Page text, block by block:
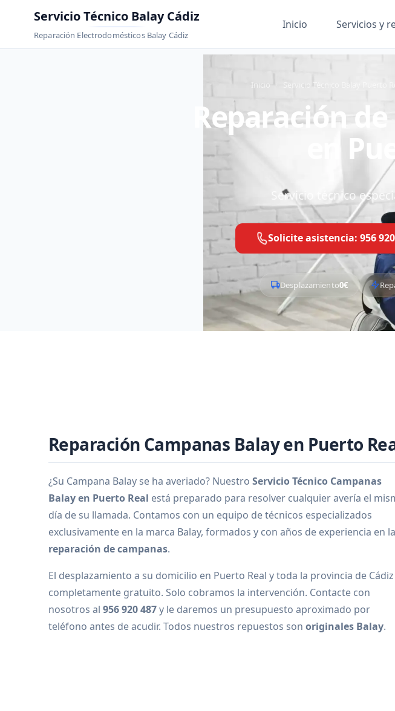
Servicio Técnico Balay Cádiz
Reparación Electrodomésticos Balay Cádiz
Inicio Servicios y
Inicio Servicio Técnico Balay Puerto
Reparación
en
Servicio técnico
Solicite asistencia: 956
Desplazamiento0€
Reparación Campanas Balay en Puerto
¿Su Campana Balay se ha averiado? Nuestro Servicio Técnico Campanas
Balay en Puerto Real está preparado para resolver cualquier avería el
día de su llamada. Contamos con un equipo de técnicos especializados
exclusivamente en la marca Balay, formados y con años de experiencia en la
reparación de campanas.
El desplazamiento a su domicilio en Puerto Real y toda la provincia de Cádiz
completamente gratuito. Solo cobramos la intervención. Contacte con
nosotros al 956 920 487y le daremos un presupuesto aproximado por
teléfono antes de acudir. Todos nuestros repuestos son originales Balay.